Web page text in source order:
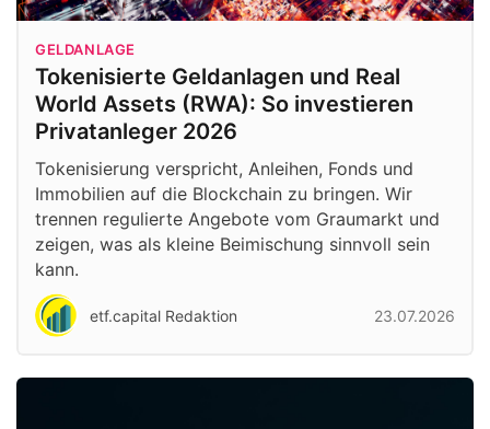
GELDANLAGE
Tokenisierte Geldanlagen und Real
World Assets (RWA): So investieren
Privatanleger 2026
Tokenisierung verspricht, Anleihen, Fonds und
Immobilien auf die Blockchain zu bringen. Wir
trennen regulierte Angebote vom Graumarkt und
zeigen, was als kleine Beimischung sinnvoll sein
kann.
etf.capital Redaktion 23.07.2026